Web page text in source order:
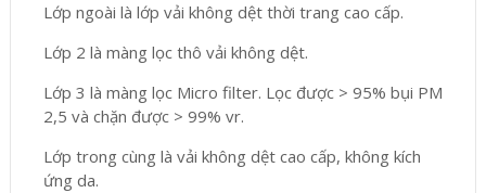
Lớp ngoài là lớp vải không dệt thời trang cao cấp.
Lớp 2 là màng lọc thô vải không dệt.
Lớp 3 là màng lọc Micro filter. Lọc được > 95% bụi PM
2,5 và chặn được > 99% vr.
Lớp trong cùng là vải không dệt cao cấp, không kích
ứng da.